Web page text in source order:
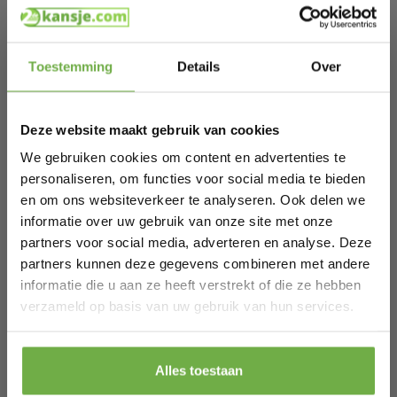
Toestemming Details Over
Deze website maakt gebruik van cookies
We gebruiken cookies om content en advertenties te
personaliseren, om functies voor social media te bieden
en om ons websiteverkeer te analyseren. Ook delen we
informatie over uw gebruik van onze site met onze
partners voor social media, adverteren en analyse. Deze
partners kunnen deze gegevens combineren met andere
informatie die u aan ze heeft verstrekt of die ze hebben
verzameld op basis van uw gebruik van hun services.
Alles toestaan
weelderige levensechte look
100% nieuw PVC materiaal, geurloos, niet brandbaar, niet
demontage en opslag
Stevige Metalen standaard houdt de kerstboom stabiel
rechtop
café, enz.
Technische gegevens:
Kleur: Groen
Materiaal: PVC, ijzer
Lengte: 150 cm
Breedte basis: 67 cm
Nettogewicht: 2,9 kg
Aantal filialen:300
Aantal LED's: 150
Omvang van de levering:
1 x Metalen standaard
CM22809DE
Schrijf je in en ontvang
Bij 2dekansje.com profiteer je van
kortingen tot wel 70%.
Laat ons weten wanneer je jarig bent
Pak € 5,- korting